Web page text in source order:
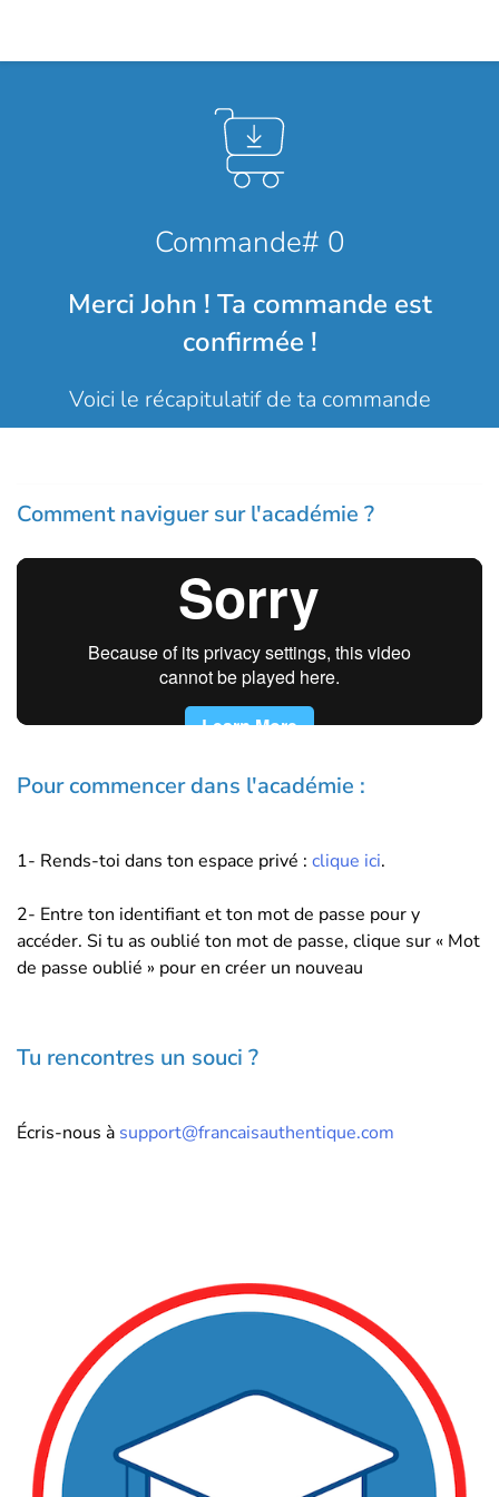
Commande# 0
Merci John ! Ta commande est
confirmée !
Voici le récapitulatif de ta commande
Comment naviguer sur l'académie ?
Pour commencer dans l'académie :
1- Rends-toi dans ton espace privé : clique ici.
2- Entre ton identifiant et ton mot de passe pour y
accéder. Si tu as oublié ton mot de passe, clique sur « Mot
de passe oublié » pour en créer un nouveau
Tu rencontres un souci ?
Écris-nous à support@francaisauthentique.com